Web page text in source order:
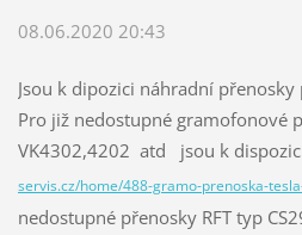
08.06.2020 20:43
Jsou k dipozici náhradní přenosky
Pro již nedostupné gramofonové
VK4302,4202 atd jsou k
servis.cz/home/488-gramo-prenoska-
nedostupné přenosky RFT typ